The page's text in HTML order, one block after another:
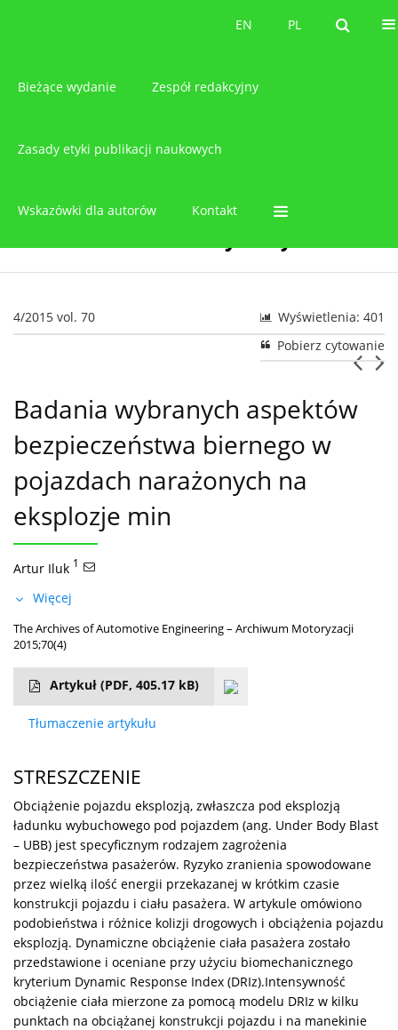
PL
EN PL
EN
Bieżące wydanie Zespół redakcyjny
Zasady etyki publikacji naukowych
Wskazówki dla autorów Kontakt
4/2015 vol. 70
Wyświetlenia: 401
Pobierz cytowanie
Badania wybranych aspektów
bezpieczeństwa biernego w
pojazdach narażonych na
eksplozje min
Artur Iluk 1
Więcej
The Archives of Automotive Engineering – Archiwum Motoryzacji
2015;70(4)
Artykuł (PDF, 405.17 kB)
Tłumaczenie artykułu
STRESZCZENIE
Obciążenie pojazdu eksplozją, zwłaszcza pod eksplozją
ładunku wybuchowego pod pojazdem (ang. Under Body Blast
– UBB) jest specyficznym rodzajem zagrożenia
bezpieczeństwa pasażerów. Ryzyko zranienia spowodowane
przez wielką ilość energii przekazanej w krótkim czasie
konstrukcji pojazdu i ciału pasażera. W artykule omówiono
podobieństwa i różnice kolizji drogowych i obciążenia pojazdu
eksplozją. Dynamiczne obciążenie ciała pasażera zostało
przedstawione i oceniane przy użyciu biomechanicznego
kryterium Dynamic Response Index (DRIz).Intensywność
obciążenie ciała mierzone za pomocą modelu DRIz w kilku
punktach na obciążanej konstrukcji pojazdu i na manekinie